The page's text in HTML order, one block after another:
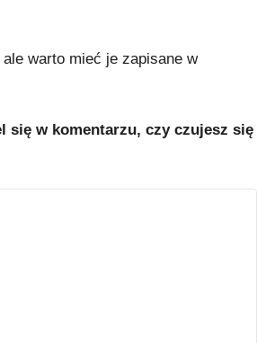
warto mieć je zapisane w
się w komentarzu, czy czujesz się